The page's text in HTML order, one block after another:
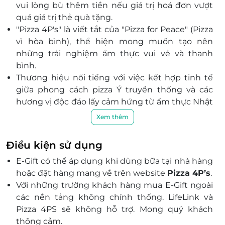
Số 21, Ngõ 105, Xuân La, Xuân Đỉnh, Quận Tây Hồ, Hà
Nội
Hồ Chí Minh
Tầng trệt, SC VivoCity 1058 Nguyễn Văn Linh,
Phường Tân Phong, Quận 7, Hồ Chí Minh
48/01 Xuân Thủy, Phường Thảo Điền, Quận 2, Thủ
Đức, Hồ Chí Minh
151B Hai Bà Trưng, phường 6, Quận 3, Hồ Chí Minh
Lô L4- 03, L4-04, tầng 4, TTTM Gigamall, số 240-242
Kha Vạn Cân (Phạm Văn Đồng), Hiệp Bình Chánh,
Khu dân cư và công viên Phước Thiện, P. Long Bình,
Thủ Đức, Hồ Chí Minh
73 Lý Chính Thắng, Phường 8, Quận 3, Hồ Chí Minh
Lầu 5, TTTM Estella Place, 88 Song Hành, An Phú,
Quận 2, Hồ Chí Minh
Lô MD2, đại lộ Nguyễn Văn Linh, Phường Tân Phú,
Quận 7, Hồ Chí Minh
vui lòng bù thêm tiền nếu giá trị hoá đơn vượt
quá giá trị thẻ quà tặng.
"Pizza 4P's" là viết tắt của "Pizza for Peace" (Pizza
vì hòa bình), thể hiện mong muốn tạo nên
những trải nghiệm ẩm thực vui vẻ và thanh
bình.
Thương hiệu nổi tiếng với việc kết hợp tinh tế
giữa phong cách pizza Ý truyền thống và các
hương vị độc đáo lấy cảm hứng từ ẩm thực Nhật
Bản và các nguyên liệu tự nhiên như: Pizza phô
mai Burrata tươi, Pizza cá hồi sốt kem Miso, Pizza
tôm xốt tỏi cay, Pizza Margherita, Pizza 4 loại phô
mai (Quattro Formaggi), Pizza chay với phô mai
từ thực vật.
Trải nghiệm khi ăn tại cửa hàng Pizza 4P’s
đượcchú trọng với không gian thiết kế thân
thiện và dịch vụ khách hàng tận tâm. Các cửa
hàng được trang trí để tạo ra không gian ấm
cúng, thư giãn và thoải mái cho thực khách.
Xem thêm
Điều kiện sử dụng
E-Gift có thể áp dụng khi dùng bữa tại nhà hàng
hoặc đặt hàng mang về trên website Pizza 4P’s.
Với những trường khách hàng mua E-Gift ngoài
các nền tảng không chính thống. LifeLink và
Pizza 4PS sẽ không hỗ trợ. Mong quý khách
thông cảm.